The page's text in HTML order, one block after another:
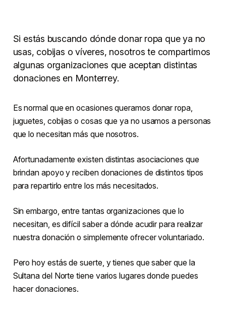
Si estás buscando dónde donar ropa que ya no
usas, cobijas o víveres, nosotros te compartimos
algunas organizaciones que aceptan distintas
donaciones en Monterrey.
Es normal que en ocasiones queramos donar ropa,
juguetes, cobijas o cosas que ya no usamos a personas
que lo necesitan más que nosotros.
Afortunadamente existen distintas asociaciones que
brindan apoyo y reciben donaciones de distintos tipos
para repartirlo entre los más necesitados.
Sin embargo, entre tantas organizaciones que lo
necesitan, es difícil saber a dónde acudir para realizar
nuestra donación o simplemente ofrecer voluntariado.
Pero hoy estás de suerte, y tienes que saber que la
Sultana del Norte tiene varios lugares donde puedes
hacer donaciones.